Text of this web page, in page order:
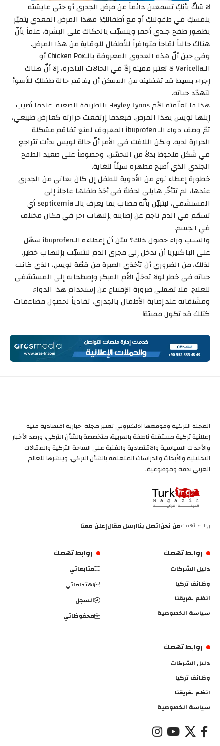
لا شكّ بأنكِ تسمعين دائماً عن مرض الجدري أو حتى عايشته
بنفسكِ في طفولتكِ أو مع أطفالكِ! فهذا المرض المعدي يتميّز
بظهور طفح جلدي أحمر ويتسبّب بالحكاك على البشرة، علماً بأنّ
هناك حالياً لقاحاً متوافراً للأطفال للوقاية من هذا المرض.
وفي حين أنّ هذه العدوى المعروفة بالـChicken Pox أو
الـVaricella لا تعتبر مميتة إلاّ في الحالات النادرة، إلا أنّ هناك
إجراء بسيط قد تغفلينه من الممكن أن يفاقم حالة طفلكِ للأسوأ
لتهدّد حياته.
هذا ما تعلّمته الأم Hayley Lyons بالطريقة الصعبة، عندما أصيب
إبنها لويس بهذا المرض. فبعدما إرتفعت حرارته كعارض طبيعي،
تمّ وصف دواء الـ ibuprofen المعروف لمنع تفاقم مشكلة
الحرارة لديه. ولكن اللافت في الأمر أنّ حالة لويس بدأت تتراجع
في شكل ملحوظ بدلاً من التحسّن، وخصوصاً على صعيد الطفح
الجلدي الذي أصبح مظهره سيئاً للغاية.
خطورة إعطاء نوع من الأدوية للطفل إن كان يعاني من الجدري
عندها، لم تتأخّر هايلي لحظةً في أخذ طفلها عاجلاً إلى
المستشفى، ليتبيّن بأنّه مصاب بما يعرف بالـ septicemia أي
تسمّم في الدم ناجم عن إصابته بإلتهاب آخر في مكان مختلف
في الجسم.
والسبب وراء حصول ذلك؟ تبيّن أن إعطاءه الـibuprofen سهّل
على الباكتيريا أن تدخل إلى مجرى الدم لتتسبّب بإلتهاب خطير.
لذلك، من الضروري أن تأخذي العبرة من قصّة لويس، الذي كانت
حياته في خطر لولا تدخلّ الأم المبكر وإصطحابه إلى المستشفى
للعلاج. فلا تهملي ضرورة الإمتناع عن إستخدام هذا الدواء
ومشتقاته عند إصابة الأطفال بالجدري، تفادياً لحصول مضاعفات
كتلك قد تكون مميتة!
المجلة التركية وموقعها الإلكتروني تعتبر مجلة اخبارية اقتصادية فنية
إعلانية تركية مستقلة ناطقة بالعربية، متخصصة بالشأن التركي، ورصد الأخبار
والأحداث السياسية والاقتصادية والفنية على الساحة التركية والمقالات
التحليلية والأبحاث والدراسات المتعلقة بالشأن التركي، وينشرها للعالم
العربي بدقة وموضوعية.
روابط تهمكمن نحناتصل بناارسل مقالإعلن معنا
روابط تهمك
دليل الشركات
وظائف تركيا
انظم لفريقنا
سياسة الخصوصية
روابط تهمك
متابعاتي
اهتماماتي
السجل
محفوظاتي
روابط تهمك
دليل الشركات
وظائف تركيا
انظم لفريقنا
سياسة الخصوصية